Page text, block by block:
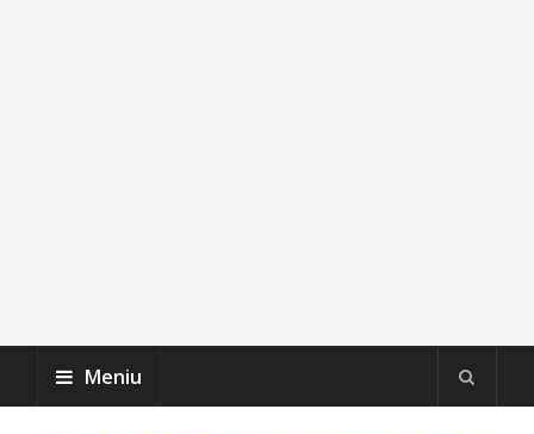
Meniu